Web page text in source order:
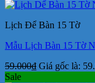
Lịch Để Bàn 15 Tờ
Mẫu Lịch Bàn 15 Tờ
59.000₫ Giá gốc là:
Sale